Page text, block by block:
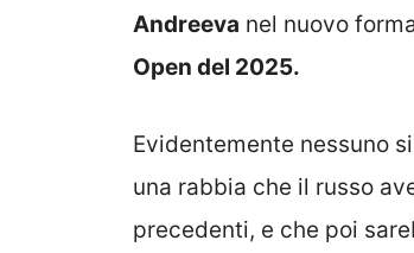
Andreeva nel nuovo
Open del 2025.
Evidentemente nessuno
una rabbia che il russo
precedenti, e che poi